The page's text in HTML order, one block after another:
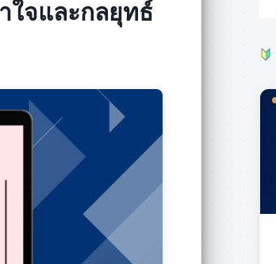
ใจและกลยุทธ์